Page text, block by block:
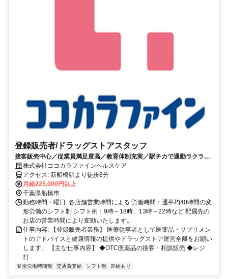
登録販売者/ドラッグストアスタッフ
接客販売中心／従業員満足度高／教育体制充実／駅チカで通勤ラクラ
ク！賞与1年2回
株式会社ココカラファインヘルスケア
アクセス: 新船橋駅より徒歩8分
月給225,000円以上
千葉県船橋市
勤務時間・曜日: 各店舗営業時間による 労働時間：週平均40時間の変
形労働のシフト制 シフト例：9時～18時、13時～22時など 配属先の
お店の営業時間により変動いたします。
仕事内容: 【登録販売者業務】 医療従事者として医薬品・サプリメン
トのアドバイスと健康情報の提供やドラッグストア運営全般をお願い
します。 【主な仕事内容】 ◆OTC医薬品の接客・相談販売 ◆レジ
打...
変形労働時間制 交通費支給 シフト制 昇給あり